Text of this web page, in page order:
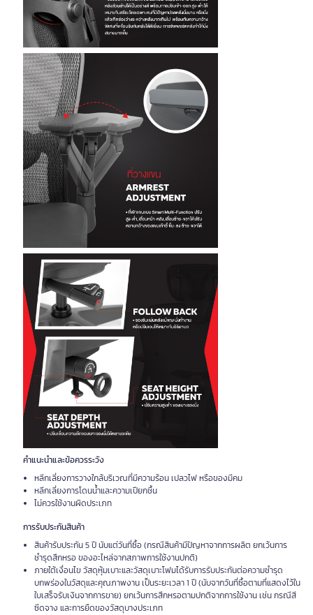
คำแนะนำและข้อควรระวัง
หลีกเลี่ยงการวางใกล้บริเวณที่มีความร้อน เปลวไฟ หรือของมีคม
หลีกเลี่ยงการโดนน้ำและความเปียกชื้น
ไม่ควรใช้งานผิดประเภท
การรับประกันสินค้า
สินค้ารับประกัน 5 ปี นับแต่วันที่ซื้อ (กรณีสินค้ามีปัญหาจากการผลิต ยกเว้นการ
ชำรุดสึกหรอ ของอะไหล่จากสภาพการใช้งานปกติ)
ภายใต้เงื่อนไข วัสดุหุ้มเบาะและวัสดุเบาะโฟมได้รับการรับประกันต่อความชำรุด
บกพร่องในวัสดุและคุณภาพงาน เป็นระยะเวลา 1 ปี (นับจากวันที่ซื้อตามที่แสดงไว้ใน
ใบเสร็จรับเงินจากการขาย) ยกเว้นการสึกหรอตามปกติจากการใช้งาน เช่น กรณีสี
ซีดจาง และการยืดของวัสดุบางประเภท